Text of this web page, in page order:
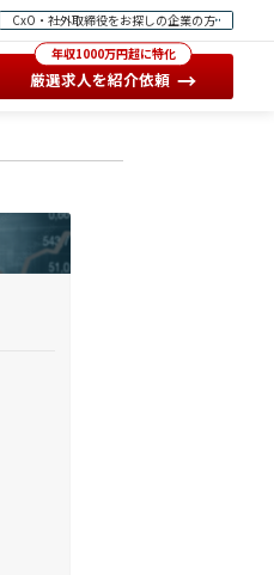
CxO・社外取締役をお探しの企業の方
年収1000万円超に特化
厳選求人を紹介依頼 →